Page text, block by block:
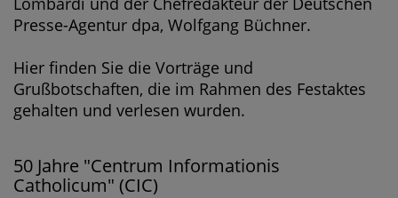
Presse-Agentur dpa, Wolfgang Büchner.
Hier finden Sie die Vorträge und
Grußbotschaften, die im Rahmen des Festaktes
gehalten und verlesen wurden.
50 Jahre "Centrum Informationis
Catholicum" (CIC)